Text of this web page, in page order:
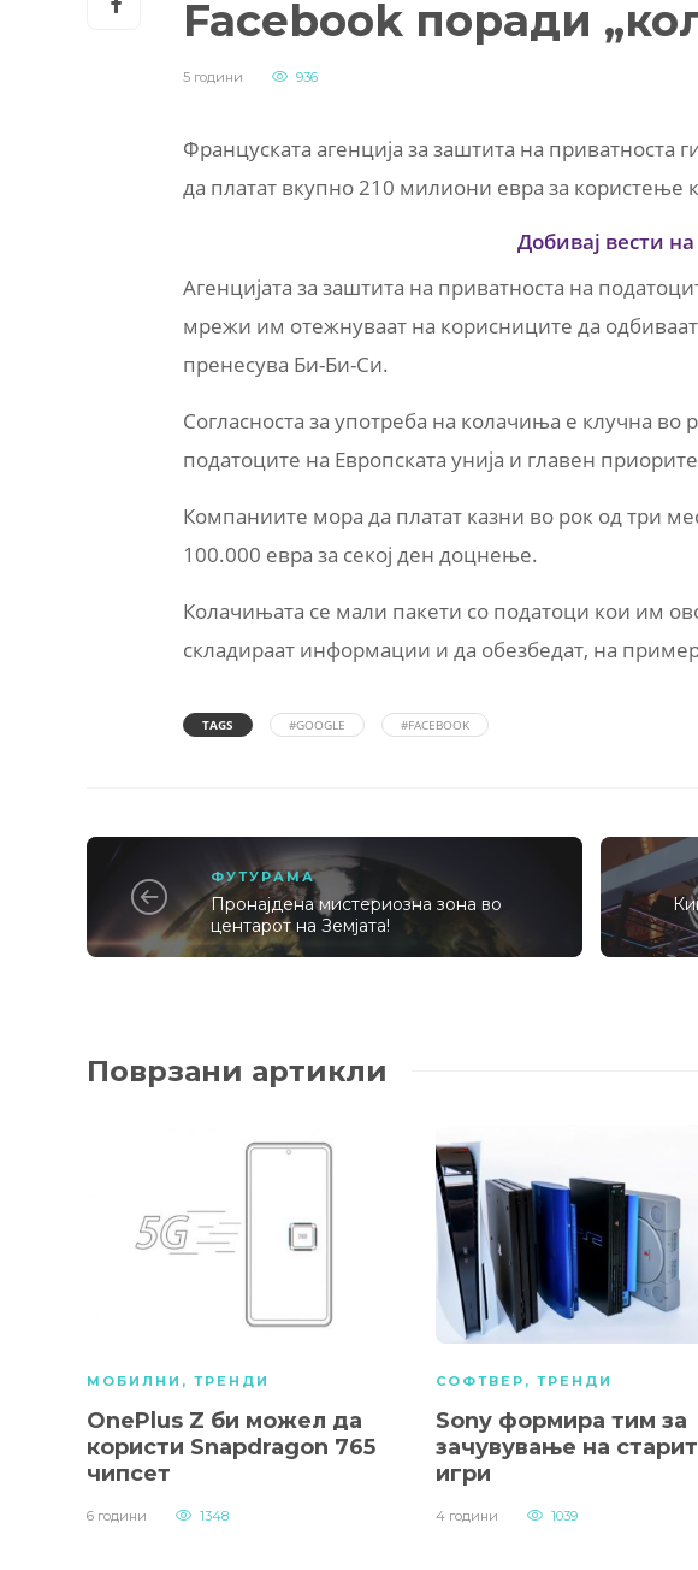
Facebook поради
5 години 936
Француската агенција за заштита на приватноста
да платат вкупно 210 милиони евра за користење
Добивај вести
Агенцијата за заштита на приватноста на
мрежи им отежнуваат на корисниците да
пренесува Би-Би-Си.
Согласноста за употреба на колачиња е клучна во
податоците на Европската унија и главен
Компаниите мора да платат казни во рок од три
100.000 евра за секој ден доцнење.
Колачињата се мали пакети со податоци кои им
складираат информации и да обезбедат, на
TAGS #GOOGLE #FACEBOOK
ФУТУРАМА
Пронајдена мистериозна зона во
центарот на Земјата!
Поврзани артикли
МОБИЛНИ , ТРЕНДИ
OnePlus Z би можел да
користи Snapdragon 765
чипсет
6 години 1348
СОФТВЕР , ТРЕНДИ
Sony формира тим за
зачувување на
игри
4 години 1039